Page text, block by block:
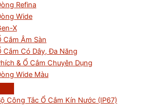
Refina
Wide
X
Cắm Âm Sàn
Cắm Có Dây, Đa Năng
& Ổ Cắm Chuyên Dụng
Wide Màu
Công Tắc Ổ Cắm Kín Nước (IP67)